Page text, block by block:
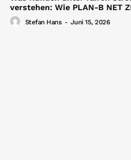
verstehen: Wie PLAN-B NET
Stefan Hans - Juni 15, 2026